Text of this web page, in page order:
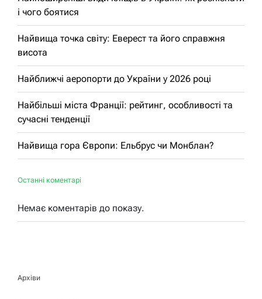
і чого боятися
Найвища точка світу: Еверест та його справжня
висота
Найближчі аеропорти до України у 2026 році
Найбільші міста Франції: рейтинг, особливості та
сучасні тенденції
Найвища гора Європи: Ельбрус чи Монблан?
Останні коментарі
Немає коментарів до показу.
Архіви